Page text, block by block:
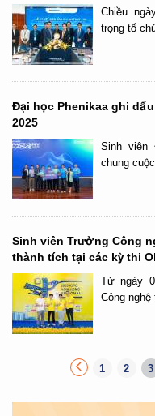
Chiều
trọng tổ
Đại học Phenikaa ghi
2025
Sinh viên
chung
Sinh viên Trường Công
thành tích tại các kỳ thi
Từ ngày
Công
1 2 3